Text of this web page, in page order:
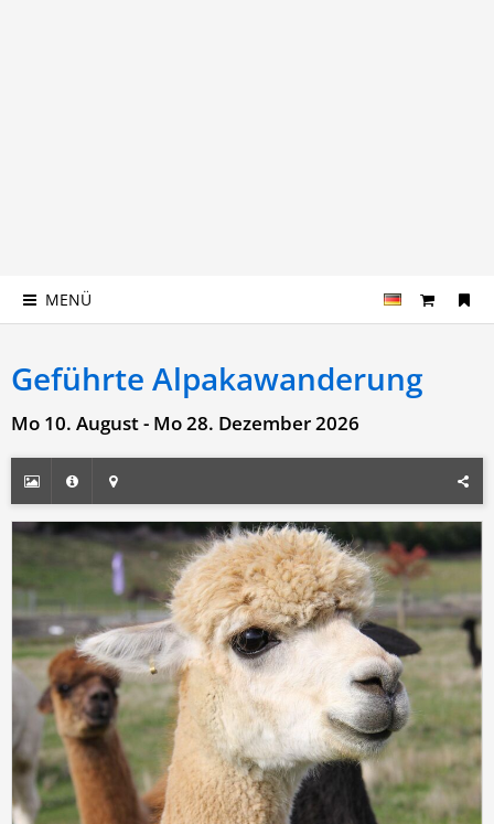
MENÜ
Geführte Alpakawanderung
Mo 10. August - Mo 28. Dezember 2026